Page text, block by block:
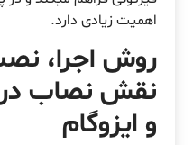
اهمیت زیادی دارد.
روش اجرا،
نقش نصاب در
و ایزوگام